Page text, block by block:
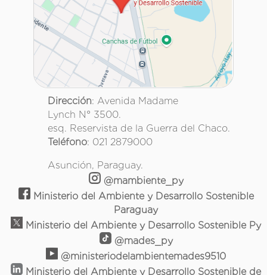
Dirección: Avenida Madame
Lynch N° 3500.
esq. Reservista de la Guerra del Chaco.
Teléfono: 021 2879000
Asunción, Paraguay.
@mambiente_py
Ministerio del Ambiente y Desarrollo Sostenible
Paraguay
Ministerio del Ambiente y Desarrollo Sostenible Py
@mades_py
@ministeriodelambientemades9510
Ministerio del Ambiente y Desarrollo Sostenible de